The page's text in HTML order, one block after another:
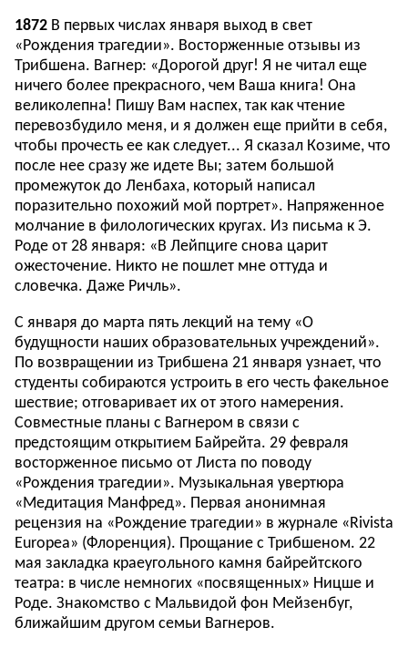
1872 В первых числах января выход в свет
«Рождения трагедии». Восторженные отзывы из
Трибшена. Вагнер: «Дорогой друг! Я не читал еще
ничего более прекрасного, чем Ваша книга! Она
великолепна! Пишу Вам наспех, так как чтение
перевозбудило меня, и я должен еще прийти в себя,
чтобы прочесть ее как следует... Я сказал Козиме, что
после нее сразу же идете Вы; затем большой
промежуток до Ленбаха, который написал
поразительно похожий мой портрет». Напряженное
молчание в филологических кругах. Из письма к Э.
Роде от 28 января: «В Лейпциге снова царит
ожесточение. Никто не пошлет мне оттуда и
словечка. Даже Ричль».
С января до марта пять лекций на тему «О
будущности наших образовательных учреждений».
По возвращении из Трибшена 21 января узнает, что
студенты собираются устроить в его честь факельное
шествие; отговаривает их от этого намерения.
Совместные планы с Вагнером в связи с
предстоящим открытием Байрейта. 29 февраля
восторженное письмо от Листа по поводу
«Рождения трагедии». Музыкальная увертюра
«Медитация Манфред». Первая анонимная
рецензия на «Рождение трагедии» в журнале «Rivista
Europea» (Флоренция). Прощание с Трибшеном. 22
мая закладка краеугольного камня байрейтского
театра: в числе немногих «посвященных» Ницше и
Роде. Знакомство с Мальвидой фон Мейзенбуг,
ближайшим другом семьи Вагнеров.